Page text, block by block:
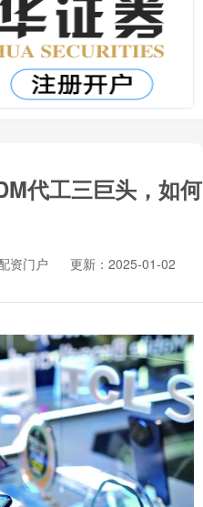
代工三巨头，如何
资门户
更新：2025-01-02